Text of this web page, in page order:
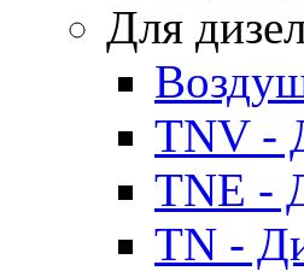
Для
TNV -
TNE -
TN -